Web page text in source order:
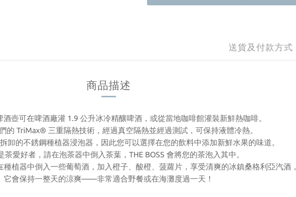
送貨及付款方式
商品描述
酒壺可在啤酒廠灌 1.9 公升冰冷精釀啤酒，或從當地咖啡館灌裝新鮮熱咖啡。
的 TriMax® 三重隔熱技術，經過真空隔熱並經過測試，可保持液體冷熱。
卸的不銹鋼種植器浸泡器，因此您可以選擇在您的飲料中添加新鮮水果的味道。
茶愛好者，請在泡茶器中倒入茶葉，THE BOSS 會將您的茶泡入其中。
植器中倒入一些葡萄酒，加入橙子、酸橙、菠蘿片，享受清爽的冰鎮桑格利亞汽酒，
它會保持一整天的涼爽——非常適合野餐或在海灘度過一天！